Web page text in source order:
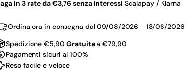
in 3 rate da €3,76 senza interessi Scalapay / Klarna
Ordina ora in consegna dal 09/08/2026 - 13/08/2026
Spedizione €5,90 Gratuitaa €79,90
Pagamenti sicuri al 100%
Reso facile e veloce